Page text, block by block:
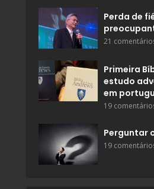
Perda de
21
Primeira
estudo
em
19
Perguntar
19